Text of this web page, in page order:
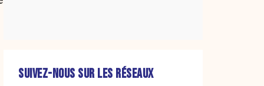
SUIVEZ-NOUS SUR LES RÉSEAUX